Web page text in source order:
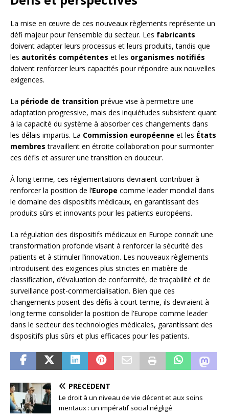
La mise en œuvre de ces nouveaux règlements représente un
défi majeur pour l’ensemble du secteur. Les fabricants
doivent adapter leurs processus et leurs produits, tandis que
les autorités compétentes et les organismes notifiés
doivent renforcer leurs capacités pour répondre aux nouvelles
exigences.
La période de transition prévue vise à permettre une
adaptation progressive, mais des inquiétudes subsistent quant
à la capacité du système à absorber ces changements dans
les délais impartis. La Commission européenne et les États
membres travaillent en étroite collaboration pour surmonter
ces défis et assurer une transition en douceur.
À long terme, ces réglementations devraient contribuer à
renforcer la position de l’Europe comme leader mondial dans
le domaine des dispositifs médicaux, en garantissant des
produits sûrs et innovants pour les patients européens.
La régulation des dispositifs médicaux en Europe connaît une
transformation profonde visant à renforcer la sécurité des
patients et à stimuler l’innovation. Les nouveaux règlements
introduisent des exigences plus strictes en matière de
classification, d’évaluation de conformité, de traçabilité et de
surveillance post-commercialisation. Bien que ces
changements posent des défis à court terme, ils devraient à
long terme consolider la position de l’Europe comme leader
dans le secteur des technologies médicales, garantissant des
dispositifs plus sûrs et plus efficaces pour les patients.
PRÉCÉDENT
Le droit à un niveau de vie décent et aux soins
mentaux : un impératif social négligé